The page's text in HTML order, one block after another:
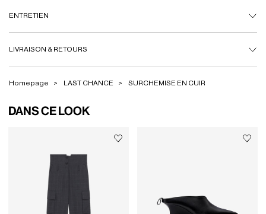
ENTRETIEN
LIVRAISON & RETOURS
Homepage LAST CHANCE SURCHEMISE EN CUIR
DANS CE LOOK